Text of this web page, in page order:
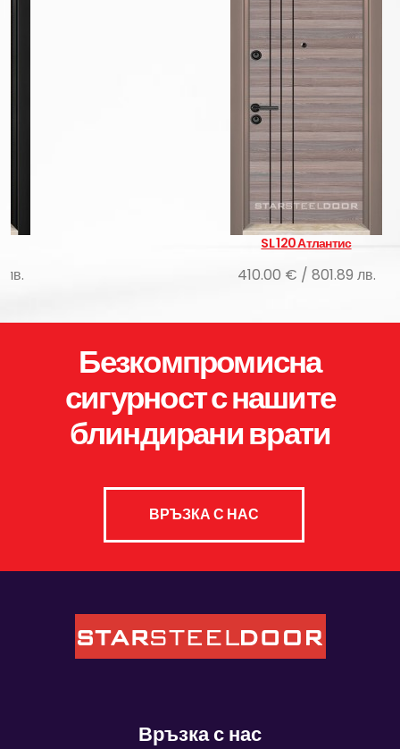
SL 120 Атлантис
410.00 € / 801.89 лв.
Безкомпромисна
сигурност с нашите
блиндирани врати
ВРЪЗКА С НАС
Връзка с нас